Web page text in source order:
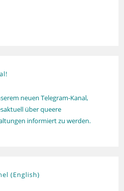
neuen Telegram-Kanal,
über queere
informiert zu werden.
(English)